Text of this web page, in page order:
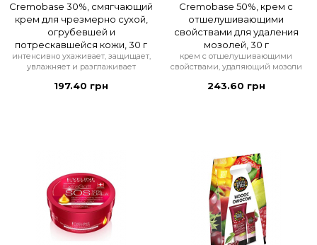
Cremobase 30%, смягчающий
крем для чрезмерно сухой,
огрубевшей и
потрескавшейся кожи, 30 г
интенсивно ухаживает, защищает,
увлажняет и разглаживает
197.40 грн
Cremobase 50%, крем с
отшелушивающими
свойствами для удаления
мозолей, 30 г
крем с отшелушивающими
свойствами, удаляющий мозоли
243.60 грн